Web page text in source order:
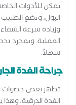
يمكن للأدوات
البول، وتضع
وزيادة سرعة
العملية. وبمجرد
سهلاً.
جراحة الغدة
تظهر بعض حصوات
الغدة الدرقية،